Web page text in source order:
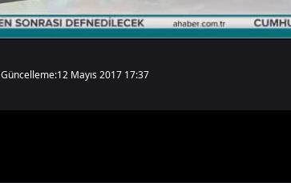
12 Mayıs 2017 17:37